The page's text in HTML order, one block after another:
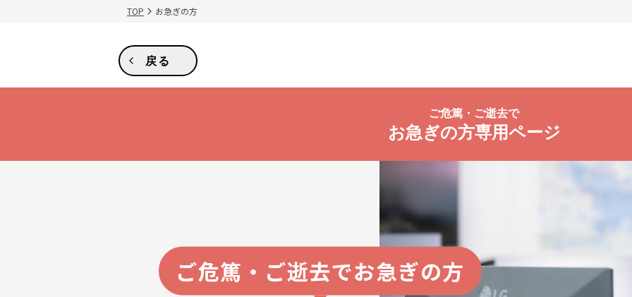
TOP お急ぎの方
戻る
ご危篤・ご逝去で
お急ぎの方専用ページ
ご危篤・ご逝去でお急ぎの方